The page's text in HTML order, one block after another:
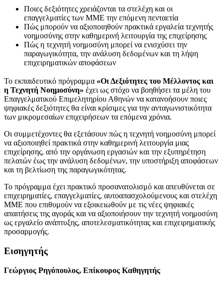
Ποιες δεξιότητες χρειάζονται τα στελέχη και οι
επαγγελματίες των ΜΜΕ την επόμενη πενταετία
Πώς μπορούν να αξιοποιηθούν πρακτικά εργαλεία τεχνητής
νοημοσύνης στην καθημερινή λειτουργία της επιχείρησης
Πώς η τεχνητή νοημοσύνη μπορεί να ενισχύσει την
παραγωγικότητα, την ανάλυση δεδομένων και τη λήψη
επιχειρηματικών αποφάσεων
Το εκπαιδευτικό πρόγραμμα «Οι Δεξιότητες του Μέλλοντος και
η Τεχνητή Νοημοσύνη» έχει ως στόχο να βοηθήσει τα μέλη του
Επαγγελματικού Επιμελητηρίου Αθηνών να κατανοήσουν ποιες
ψηφιακές δεξιότητες θα είναι κρίσιμες για την ανταγωνιστικότητα
των μικρομεσαίων επιχειρήσεων τα επόμενα χρόνια.
Οι συμμετέχοντες θα εξετάσουν πώς η τεχνητή νοημοσύνη μπορεί
να αξιοποιηθεί πρακτικά στην καθημερινή λειτουργία μιας
επιχείρησης, από την οργάνωση εργασιών και την εξυπηρέτηση
πελατών έως την ανάλυση δεδομένων, την υποστήριξη αποφάσεων
και τη βελτίωση της παραγωγικότητας.
Το πρόγραμμα έχει πρακτικό προσανατολισμό και απευθύνεται σε
επιχειρηματίες, επαγγελματίες, αυτοαπασχολούμενους και στελέχη
ΜΜΕ που επιθυμούν να εξοικειωθούν με τις νέες ψηφιακές
απαιτήσεις της αγοράς και να αξιοποιήσουν την τεχνητή νοημοσύνη
ως εργαλείο ανάπτυξης, αποτελεσματικότητας και επιχειρηματικής
προσαρμογής.
Εισηγητής
Γεώργιος Ρηγόπουλος, Επίκουρος Καθηγητής